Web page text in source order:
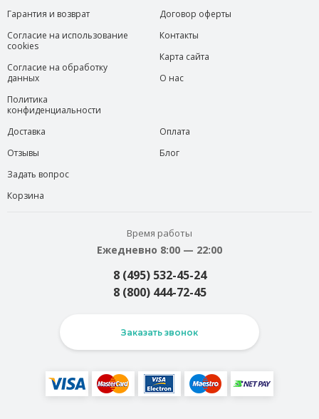
Гарантия и возврат
Согласие на использование
cookies
Согласие на обработку
данных
Политика
конфиденциальности
Договор оферты
Контакты
Карта сайта
О нас
Доставка
Отзывы
Задать вопрос
Корзина
Оплата
Блог
Время работы
Ежедневно 8:00 — 22:00
8 (495) 532-45-24
8 (800) 444-72-45
Заказать звонок